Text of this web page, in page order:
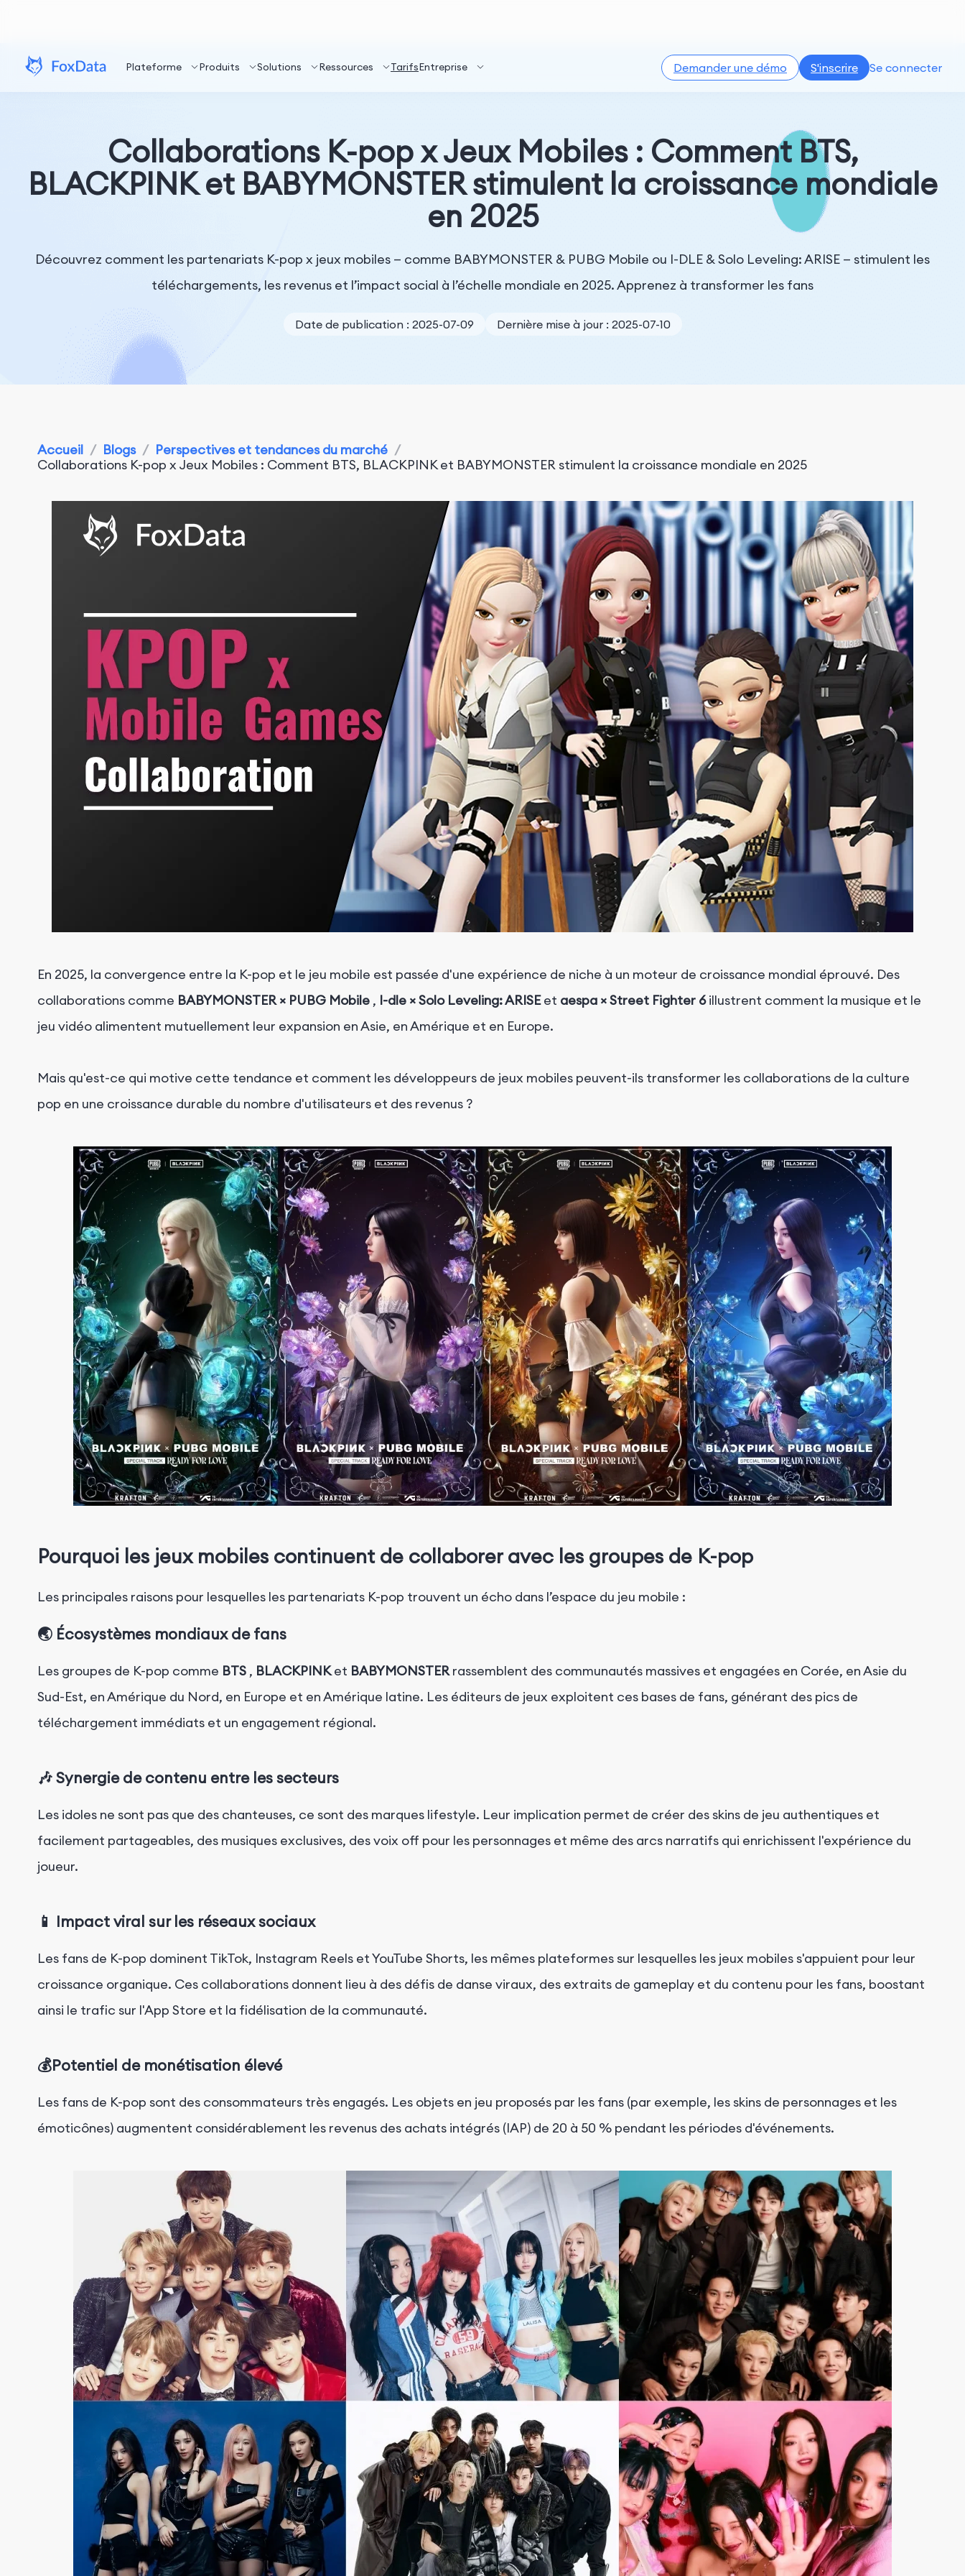
Plateforme Produits Solutions Ressources TarifsEntreprise Demander une démo S'inscrire Se connecter
Collaborations K-pop x Jeux Mobiles : Comment BTS,
BLACKPINK et BABYMONSTER stimulent la croissance mondiale
en 2025
Découvrez comment les partenariats K-pop x jeux mobiles — comme BABYMONSTER & PUBG Mobile ou I-DLE & Solo Leveling: ARISE — stimulent les
téléchargements, les revenus et l’impact social à l’échelle mondiale en 2025. Apprenez à transformer les fans
Date de publication : 2025-07-09 Dernière mise à jour : 2025-07-10
Accueil / Blogs / Perspectives et tendances du marché /
Collaborations K-pop x Jeux Mobiles : Comment BTS, BLACKPINK et BABYMONSTER stimulent la croissance mondiale en 2025
En 2025, la convergence entre la K-pop et le jeu mobile est passée d'une expérience de niche à un moteur de croissance mondial éprouvé. Des
collaborations comme BABYMONSTER × PUBG Mobile , I-dle × Solo Leveling: ARISE et aespa × Street Fighter 6 illustrent comment la musique et le
jeu vidéo alimentent mutuellement leur expansion en Asie, en Amérique et en Europe.
Mais qu'est-ce qui motive cette tendance et comment les développeurs de jeux mobiles peuvent-ils transformer les collaborations de la culture
pop en une croissance durable du nombre d'utilisateurs et des revenus ?
Pourquoi les jeux mobiles continuent de collaborer avec les groupes de K-pop
Les principales raisons pour lesquelles les partenariats K-pop trouvent un écho dans l’espace du jeu mobile :
🌏 Écosystèmes mondiaux de fans
Les groupes de K-pop comme BTS , BLACKPINK et BABYMONSTER rassemblent des communautés massives et engagées en Corée, en Asie du
Sud-Est, en Amérique du Nord, en Europe et en Amérique latine. Les éditeurs de jeux exploitent ces bases de fans, générant des pics de
téléchargement immédiats et un engagement régional.
🎶 Synergie de contenu entre les secteurs
Les idoles ne sont pas que des chanteuses, ce sont des marques lifestyle. Leur implication permet de créer des skins de jeu authentiques et
facilement partageables, des musiques exclusives, des voix off pour les personnages et même des arcs narratifs qui enrichissent l'expérience du
joueur.
📱 Impact viral sur les réseaux sociaux
Les fans de K-pop dominent TikTok, Instagram Reels et YouTube Shorts, les mêmes plateformes sur lesquelles les jeux mobiles s'appuient pour leur
croissance organique. Ces collaborations donnent lieu à des défis de danse viraux, des extraits de gameplay et du contenu pour les fans, boostant
ainsi le trafic sur l'App Store et la fidélisation de la communauté.
💰Potentiel de monétisation élevé
Les fans de K-pop sont des consommateurs très engagés. Les objets en jeu proposés par les fans (par exemple, les skins de personnages et les
émoticônes) augmentent considérablement les revenus des achats intégrés (IAP) de 20 à 50 % pendant les périodes d'événements.